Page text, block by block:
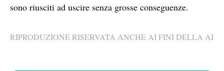
sono riusciti ad uscire senza grosse conseguenze.
RIPRODUZIONE RISERVATA ANCHE AI FINI DELLA AI